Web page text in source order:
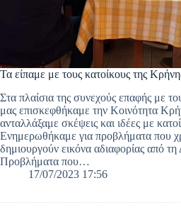
Τα είπαμε με τους κατοίκους της
Στα πλαίσια της συνεχούς επαφής με
μας επισκεφθήκαμε την Κοινότητα
ανταλλάξαμε σκέψεις και ιδέες με
Ενημερωθήκαμε για προβλήματα που
δημιουργούν εικόνα αδιαφορίας από
Προβλήματα που…
17/07/2023 17:56